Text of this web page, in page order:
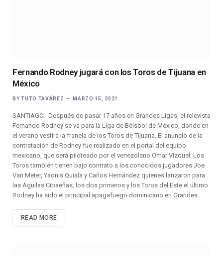
Fernando Rodney jugará con los Toros de Tijuana en
México
BY TUTO TAVÁREZ MARZO 15, 2021
SANTIAGO.- Después de pasar 17 años en Grandes Ligas, el relevista
Fernando Rodney se va para la Liga de Béisbol de México, donde en
el verano vestirá la franela de los Toros de Tijuana. El anuncio de la
contratación de Rodney fue realizado en el portal del equipo
mexicano, que será piloteado por el venezolano Omar Vizquel. Los
Toros también tienen bajo contrato a los conocidos jugadores Joe
Van Meter, Yaonis Quiala y Carlos Hernández quienes lanzaron para
las Águilas Cibaeñas, los dos primeros y los Toros del Este el último.
Rodney ha sido el principal apagafuego dominicano en Grandes…
READ MORE